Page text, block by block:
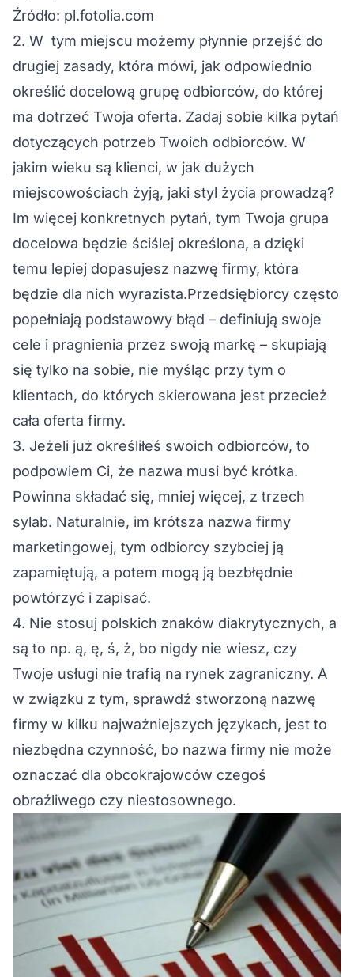
Źródło: pl.fotolia.com
2. W tym miejscu możemy płynnie przejść do
drugiej zasady, która mówi, jak odpowiednio
określić docelową grupę odbiorców, do której
ma dotrzeć Twoja oferta. Zadaj sobie kilka pytań
dotyczących potrzeb Twoich odbiorców. W
jakim wieku są klienci, w jak dużych
miejscowościach żyją, jaki styl życia prowadzą?
Im więcej konkretnych pytań, tym Twoja grupa
docelowa będzie ściślej określona, a dzięki
temu lepiej dopasujesz nazwę firmy, która
będzie dla nich wyrazista.Przedsiębiorcy często
popełniają podstawowy błąd – definiują swoje
cele i pragnienia przez swoją markę – skupiają
się tylko na sobie, nie myśląc przy tym o
klientach, do których skierowana jest przecież
cała oferta firmy.
3. Jeżeli już określiłeś swoich odbiorców, to
podpowiem Ci, że nazwa musi być krótka.
Powinna składać się, mniej więcej, z trzech
sylab. Naturalnie, im krótsza nazwa firmy
marketingowej, tym odbiorcy szybciej ją
zapamiętują, a potem mogą ją bezbłędnie
powtórzyć i zapisać.
4. Nie stosuj polskich znaków diakrytycznych, a
są to np. ą, ę, ś, ż, bo nigdy nie wiesz, czy
Twoje usługi nie trafią na rynek zagraniczny. A
w związku z tym, sprawdź stworzoną nazwę
firmy w kilku najważniejszych językach, jest to
niezbędna czynność, bo nazwa firmy nie może
oznaczać dla obcokrajowców czegoś
obraźliwego czy niestosownego.